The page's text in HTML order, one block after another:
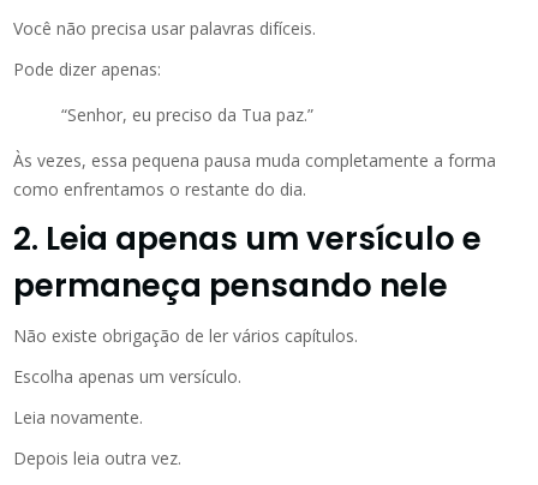
Você não precisa usar palavras difíceis.
Pode dizer apenas:
“Senhor, eu preciso da Tua paz.”
Às vezes, essa pequena pausa muda completamente a forma
como enfrentamos o restante do dia.
2. Leia apenas um versículo e
permaneça pensando nele
Não existe obrigação de ler vários capítulos.
Escolha apenas um versículo.
Leia novamente.
Depois leia outra vez.